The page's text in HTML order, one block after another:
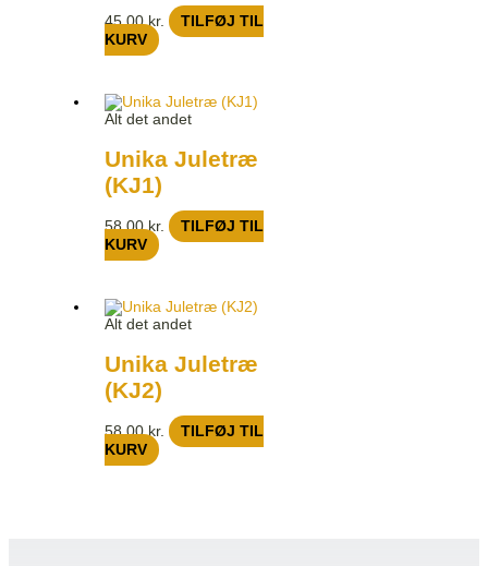
45,00kr.
TILFØJ TIL
KURV
Alt det andet
Unika Juletræ
(KJ1)
58,00kr.
TILFØJ TIL
KURV
Alt det andet
Unika Juletræ
(KJ2)
58,00kr.
TILFØJ TIL
KURV